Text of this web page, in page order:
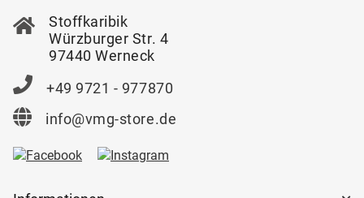
Stoffkaribik
Würzburger Str. 4
97440 Werneck
+49 9721 - 977870
info@vmg-store.de